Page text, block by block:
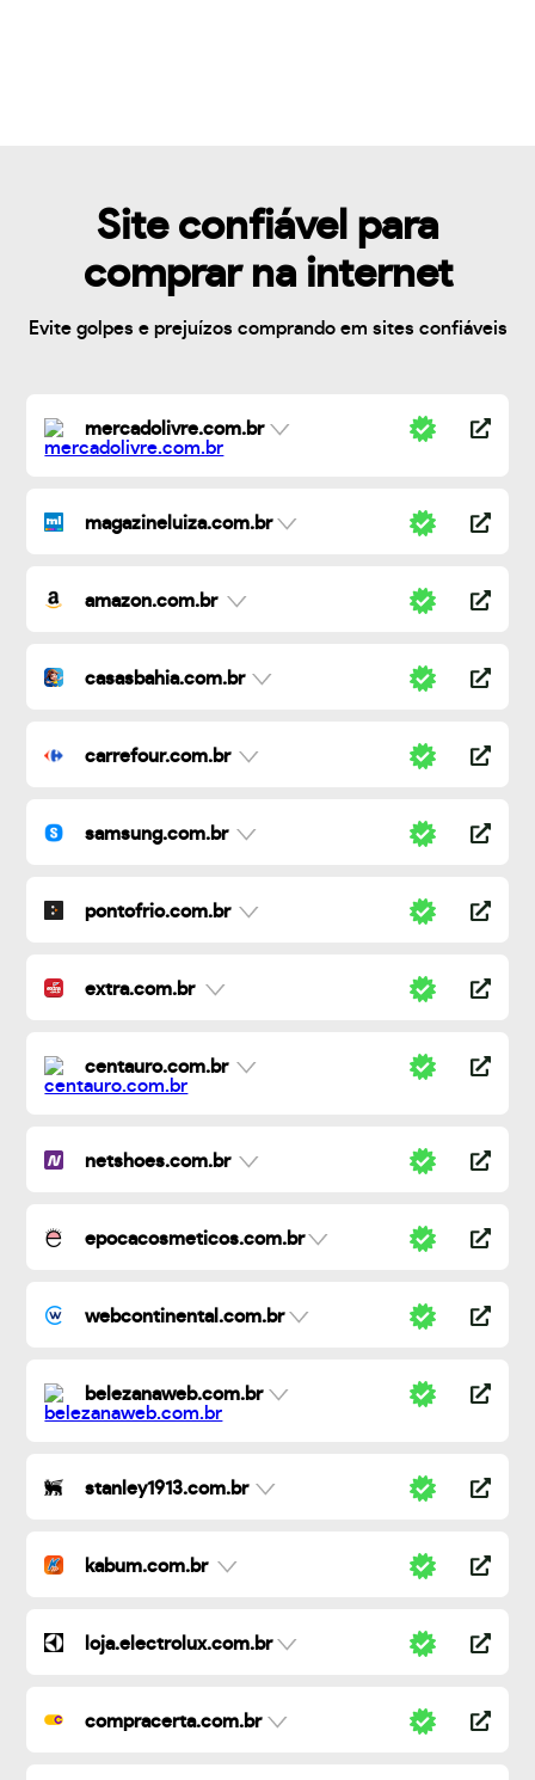
Site confiável para
comprar na internet
Evite golpes e prejuízos comprando em sites confiáveis
mercadolivre.com.br
magazineluiza.com.br
amazon.com.br
casasbahia.com.br
carrefour.com.br
samsung.com.br
pontofrio.com.br
extra.com.br
centauro.com.br
netshoes.com.br
epocacosmeticos.com.br
webcontinental.com.br
belezanaweb.com.br
stanley1913.com.br
kabum.com.br
loja.electrolux.com.br
compracerta.com.br